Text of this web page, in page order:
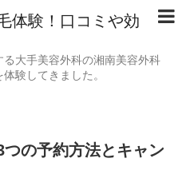
体験！口コミや効
大手美容外科の湘南美容外科
験してきました。
の予約方法とキャン